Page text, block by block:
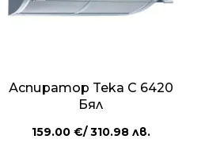
Аспиратор Teka C 6420
Бял
159.00 €/ 310.98 лв.